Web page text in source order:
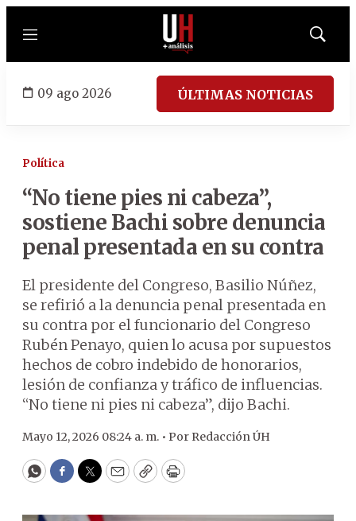
Menú
Mostrar
09 ago 2026 ÚLTIMAS NOTICIAS
Política
“No tiene pies ni cabeza”,
sostiene Bachi sobre denuncia
penal presentada en su contra
El presidente del Congreso, Basilio Núñez,
se refirió a la denuncia penal presentada en
su contra por el funcionario del Congreso
Rubén Penayo, quien lo acusa por supuestos
hechos de cobro indebido de honorarios,
lesión de confianza y tráfico de influencias.
“No tiene ni pies ni cabeza”, dijo Bachi.
Mayo 12, 2026 08:24 a. m. • Por Redacción ÚH
WhatsApp
Facebook
Twitter
EmailCopyPrint